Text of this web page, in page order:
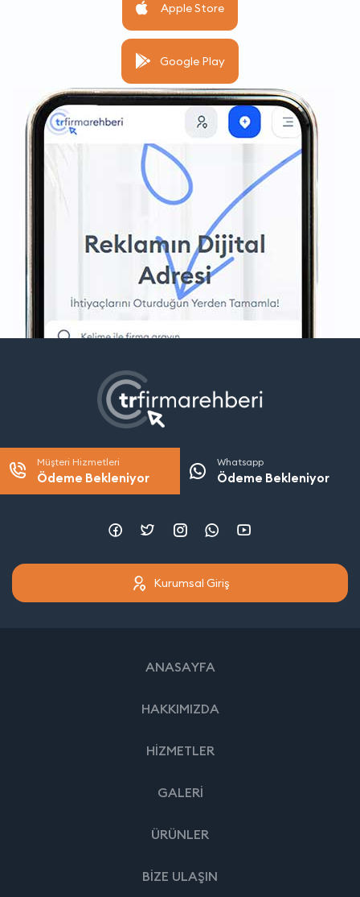
Apple Store
Google Play
Müşteri Hizmetleri
Ödeme Bekleniyor
Whatsapp
Ödeme Bekleniyor
Kurumsal Giriş
ANASAYFA
HAKKIMIZDA
HİZMETLER
GALERİ
ÜRÜNLER
BİZE ULAŞIN